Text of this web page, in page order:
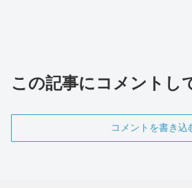
この記事にコメントし
コメントを書き込